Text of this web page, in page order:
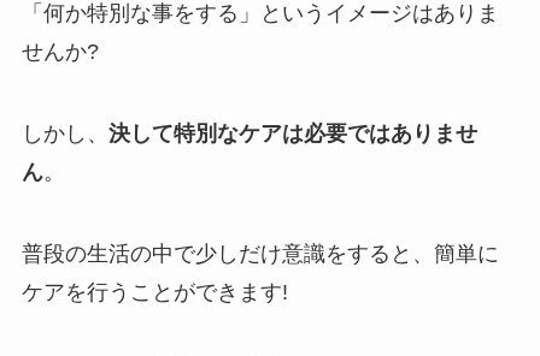
「何か特別な事をする」というイメージはありま
せんか?
しかし、 決して特別なケアは必要ではありませ
ん。
普段の生活の中で少しだけ意識をすると、簡単に
ケアを行うことができます!